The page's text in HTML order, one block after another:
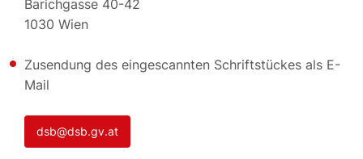
Barichgasse 40-42
1030 Wien
Zusendung des eingescannten Schriftstückes als E-
Mail
dsb@dsb.gv.at